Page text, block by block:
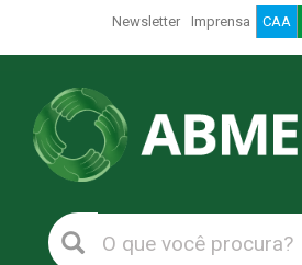
Newsletter Imprensa CAA